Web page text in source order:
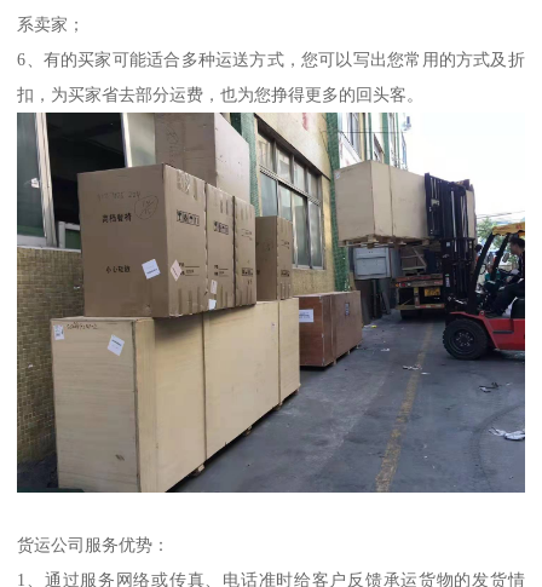
系卖家；
6、有的买家可能适合多种运送方式，您可以写出您常用的方式及折
扣，为买家省去部分运费，也为您挣得更多的回头客。
货运公司服务优势：
1、通过服务网络或传真、电话准时给客户反馈承运货物的发货情